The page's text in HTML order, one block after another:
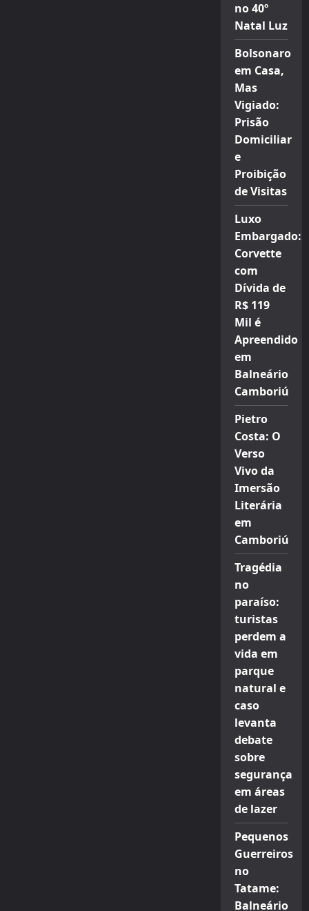
no 40º
Natal Luz
Bolsonaro
em Casa,
Mas
Vigiado:
Prisão
Domiciliar
e
Proibição
de Visitas
Luxo
Embargado:
Corvette
com
Dívida de
R$ 119
Mil é
Apreendido
em
Balneário
Camboriú
Pietro
Costa: O
Verso
Vivo da
Imersão
Literária
em
Camboriú
Tragédia
no
paraíso:
turistas
perdem a
vida em
parque
natural e
caso
levanta
debate
sobre
segurança
em áreas
de lazer
Pequenos
Guerreiros
no
Tatame:
Balneário